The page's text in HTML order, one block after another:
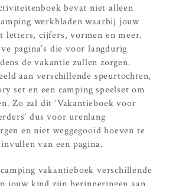
bevat niet alleen
werkbladen waarbij jouw
letters, cijfers, vormen en meer.
pagina’s die voor langdurig
de vakantie zullen zorgen.
aan verschillende speurtochten,
set en een camping speelset om
Zo zal dit ‘Vakantieboek voor
dus voor urenlang
en niet weggegooid hoeven te
van een pagina.
vakantieboek verschillende